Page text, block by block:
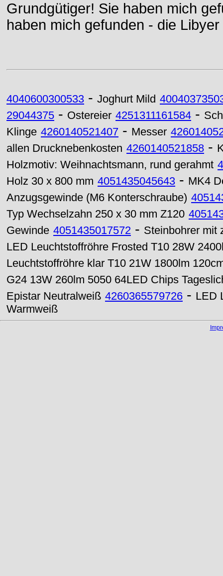
Grundgütiger! Sie haben mich
haben mich gefunden - die
4040600300533 - Joghurt Mild
29044375 - Ostereier 4251311161584 -
Klinge 4260140521407 - Messer
allen Drucknebenkosten 4260140521858 -
Holzmotiv: Weihnachtsmann, rund gerahmt
Holz 30 x 800 mm 4051435045643 - MK4
Anzugsgewinde (M6 Konterschraube)
Typ Wechselzahn 250 x 30 mm Z120
Gewinde 4051435017572 - Steinbohrer mit
LED Leuchtstoffröhre Frosted T10 28W
Leuchtstoffröhre klar T10 21W 1800lm
G24 13W 260lm 5050 64LED Chips
Epistar Neutralweiß 4260365579726 - LED
Warmweiß